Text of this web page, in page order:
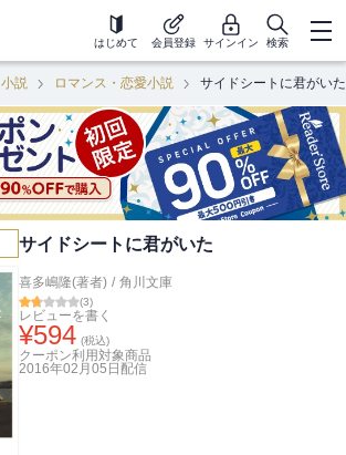
はじめて 会員登録 サインイン 検索
小説 ロマンス・恋愛小説 サイドシートに君がいた
サイドシートに君がいた
喜多嶋隆(著者) / 角川文庫
(3)
レビューを書く
¥594 (税込)
クーポン利用対象商品
2016年02月05日 配信